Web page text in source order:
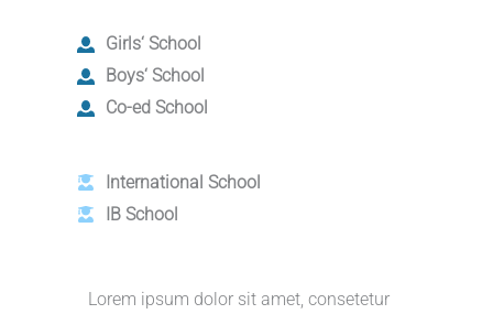
Girls‘ School
Boys‘ School
Co-ed School
International School
IB School
Lorem ipsum dolor sit amet, consetetur